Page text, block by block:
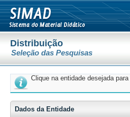
Distribuição
Seleção das Pesquisas
Clique na entidade desejada
Dados da Entidade